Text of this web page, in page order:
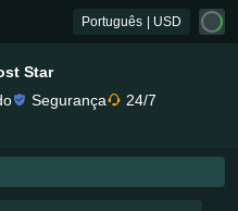
Português | USD
Star
Segurança 24/7